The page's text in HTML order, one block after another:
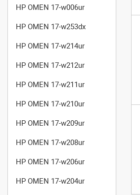
HP OMEN 17-w006ur
HP OMEN 17-w253dx
HP OMEN 17-w214ur
HP OMEN 17-w212ur
HP OMEN 17-w211ur
HP OMEN 17-w210ur
HP OMEN 17-w209ur
HP OMEN 17-w208ur
HP OMEN 17-w206ur
HP OMEN 17-w204ur